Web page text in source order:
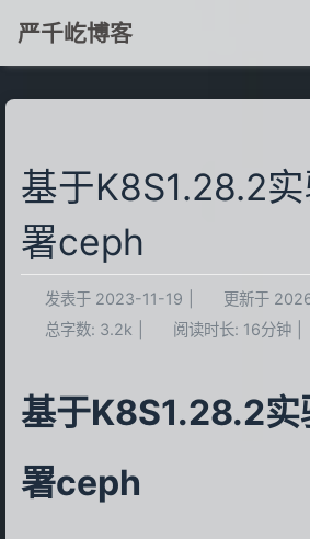
严千屹博客
基于K8S1.28.2
署ceph
发表于 2023-11-19 更新于
总字数: 3.2k 阅读时长: 16分钟
基于K8S1.28.2
署ceph